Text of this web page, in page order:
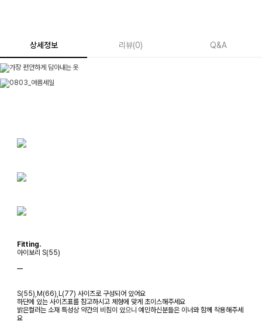
상세정보 리뷰(0) Q&A
Fitting.
아이보리 S(55)
ㅡ
S(55),M(66),L(77) 사이즈로 구성되어 있어요
하단에 있는 사이즈표를 참고하시고 체형에 맞게 초이스해주세요
밝은컬러는 소재 특성상 약간의 비침이 있으니 예민하신분들은 이너와 함께 착용해주세
요